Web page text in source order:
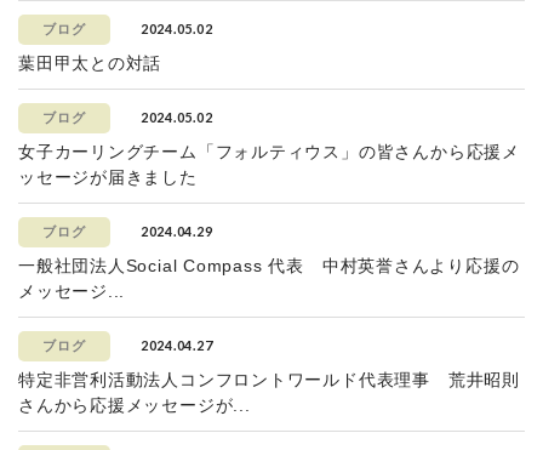
ブログ 2024.05.02
葉田甲太との対話
ブログ 2024.05.02
女子カーリングチーム「フォルティウス」の皆さんから応援メ
ッセージが届きました
ブログ 2024.04.29
一般社団法人Social Compass 代表 中村英誉さんより応援の
メッセージ...
ブログ 2024.04.27
特定非営利活動法人コンフロントワールド代表理事 荒井昭則
さんから応援メッセージが...